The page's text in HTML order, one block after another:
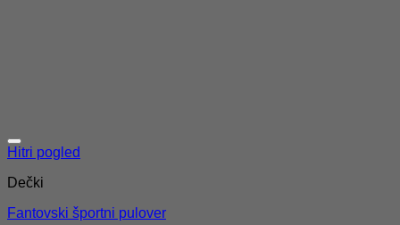
Hitri pogled
Dečki
Fantovski športni pulover